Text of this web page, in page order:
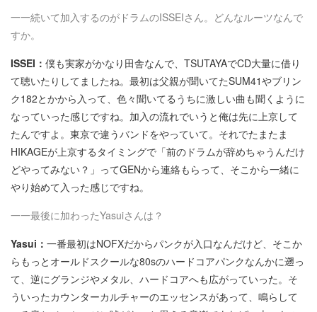
一一続いて加入するのがドラムのISSEIさん。どんなルーツなんで
すか。
ISSEI： 僕も実家がかなり田舎なんで、TSUTAYAでCD大量に借り
て聴いたりしてましたね。最初は父親が聞いてたSUM41やブリン
ク182とかから入って、色々聞いてるうちに激しい曲も聞くように
なっていった感じですね。加入の流れでいうと俺は先に上京して
たんですよ。東京で違うバンドをやっていて。それでたまたま
HIKAGEが上京するタイミングで「前のドラムが辞めちゃうんだけ
どやってみない？」ってGENから連絡もらって、そこから一緒に
やり始めて入った感じですね。
一一最後に加わったYasuiさんは？
Yasui： 一番最初はNOFXだからパンクが入口なんだけど、そこか
らもっとオールドスクールな80sのハードコアパンクなんかに遡っ
て、逆にグランジやメタル、ハードコアへも広がっていった。そ
ういったカウンターカルチャーのエッセンスがあって、鳴らして